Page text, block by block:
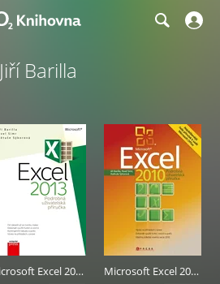
Jiří Barilla
Microsoft Excel 2013 Podrobná uživatelská příručka Microsoft Excel 2010